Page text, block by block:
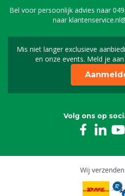
Bel voor persoonlijk advies naar
naar
Mis niet langer exclusieve
en onze events. Meld je
Volg ons op
Wij